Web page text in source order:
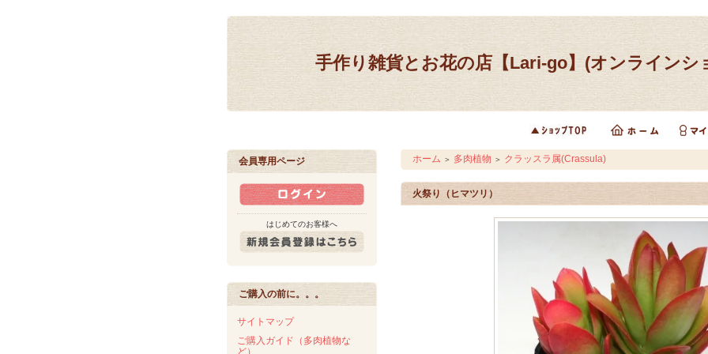
手作り雑貨とお花の店【Lari-go】(オンラインシ
会員専用ページ
はじめてのお客様へ
ご購入の前に。。。
サイトマップ
ご購入ガイド（多肉植物な
ど）
ホーム ＞ 多肉植物 ＞ クラッスラ属(Crassula)
火祭り（ヒマツリ）